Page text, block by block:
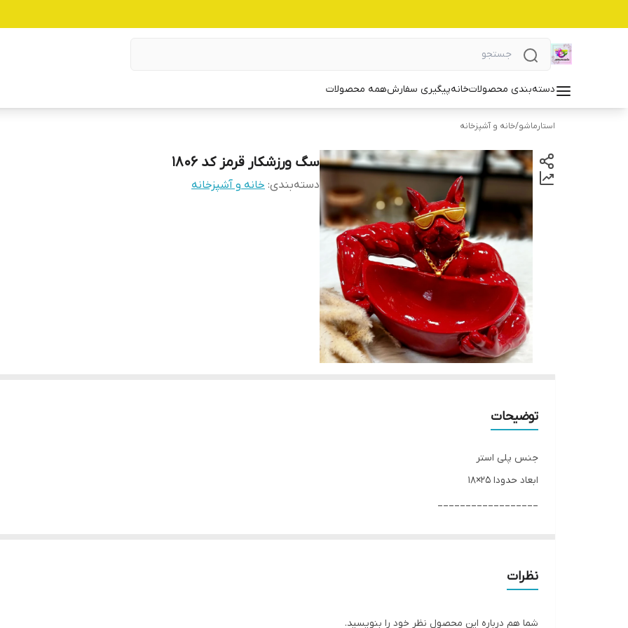
دسته‌بندی محصولاتخانهپیگیری سفارشهمه محصولات
استارماشو/خانه و آشپزخانه
سگ ورزشکار قرمز کد 1806
دسته‌بندی: خانه و آشپزخانه
توضیحات
جنس پلی استر
ابعاد حدودا 25×18
__________________
● کافیست در اینترنت و فضای مجازی نامِ
" استارماشو " را به فارسی یا
نظرات
شما هم درباره این محصول نظر خود را بنویسید.